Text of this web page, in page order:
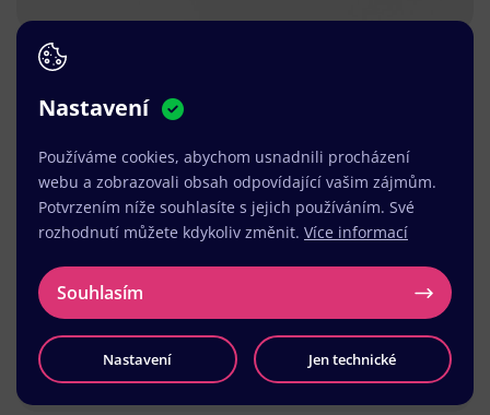
Nastavení
Používáme cookies, abychom usnadnili procházení
webu a zobrazovali obsah odpovídající vašim zájmům.
Potvrzením níže souhlasíte s jejich používáním. Své
rozhodnutí můžete kdykoliv změnit. Více informací
Souhlasím
Nastavení Jen technické